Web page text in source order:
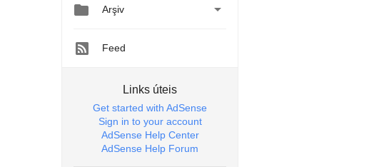
 Arşiv 
Feed
Links úteis
Get started with AdSense
Sign in to your account
AdSense Help Center
AdSense Help Forum